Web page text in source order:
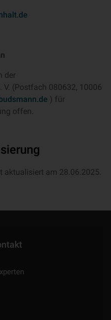
der
(Postfach 080632, 10006
) für
offen.
aktualisiert am 28.06.2025.